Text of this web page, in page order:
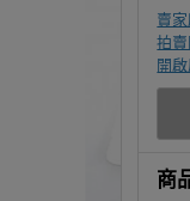
賣
拍
開
商